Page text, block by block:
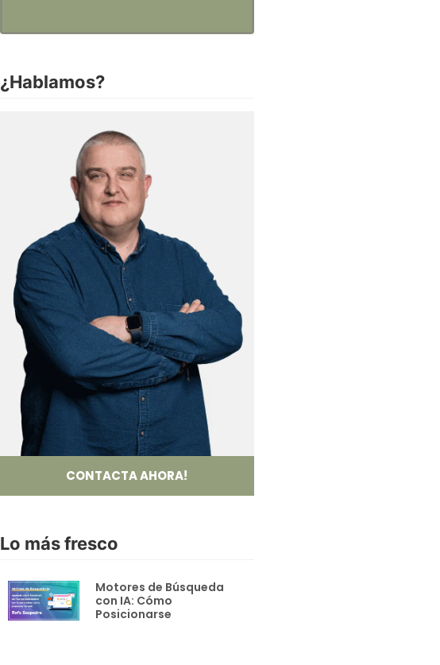
¿Hablamos?
CONTACTA AHORA!
Lo más fresco
Motores de Búsqueda
con IA: Cómo
Posicionarse